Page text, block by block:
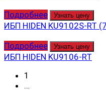
Подробнее
Узнать цену
ИБП HIDEN KU9102S-RT
Подробнее
Узнать цену
ИБП HIDEN KU9106-RT
1
…